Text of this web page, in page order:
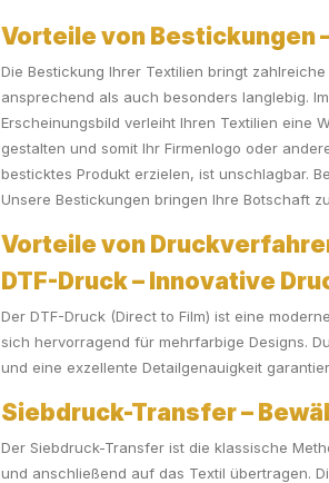
Vorteile von Bestickungen
Die Bestickung Ihrer Textilien bringt
ansprechend als auch besonders langlebig.
Erscheinungsbild verleiht Ihren Textilien eine
gestalten und somit Ihr Firmenlogo oder
besticktes Produkt erzielen, ist unschlagbar.
Unsere Bestickungen bringen Ihre Botschaft
Vorteile von
DTF-Druck – Innovative
Der DTF-Druck (Direct to Film) ist eine
sich hervorragend für mehrfarbige Designs.
und eine exzellente Detailgenauigkeit
Siebdruck-Transfer –
Der Siebdruck-Transfer ist die klassische
und anschließend auf das Textil übertragen.